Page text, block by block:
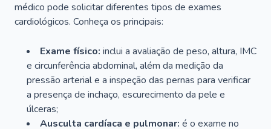
médico pode solicitar diferentes tipos de exames
cardiológicos. Conheça os principais:
Exame físico: inclui a avaliação de peso, altura, IMC
e circunferência abdominal, além da medição da
pressão arterial e a inspeção das pernas para verificar
a presença de inchaço, escurecimento da pele e
úlceras;
Ausculta cardíaca e pulmonar: é o exame no